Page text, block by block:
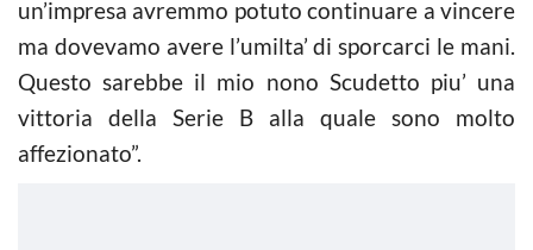
un’impresa avremmo potuto continuare a vincere
ma dovevamo avere l’umilta’ di sporcarci le mani.
Questo sarebbe il mio nono Scudetto piu’ una
vittoria della Serie B alla quale sono molto
affezionato”.